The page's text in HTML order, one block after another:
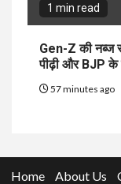
1 min read
Gen-Z की नब्ज
पीढ़ी और BJP के
57 minutes ago
Home About Us